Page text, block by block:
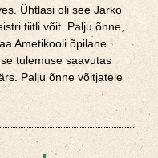
Ühtlasi oli see Jarko
tiitli võit. Palju õnne,
Ametikooli õpilane
tulemuse saavutas
Palju õnne võitjatele